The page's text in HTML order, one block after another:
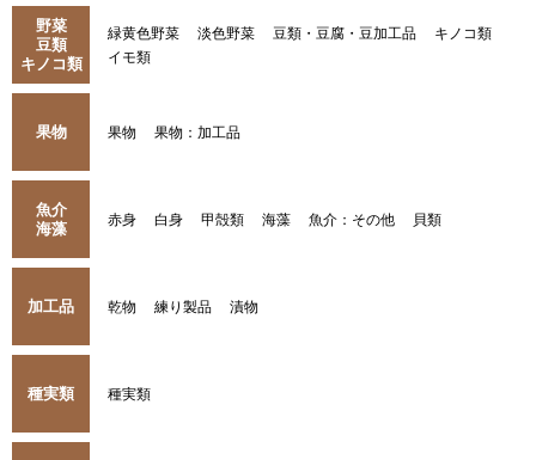
野菜
豆類
キノコ類
緑黄色野菜 淡色野菜 豆類・豆腐・豆加工品
キノコ類
イモ類
果物 果物 果物：加工品
魚介
海藻
赤身 白身 甲殻類 海藻 魚介：その他 貝類
加工品 乾物 練り製品 漬物
種実類 種実類